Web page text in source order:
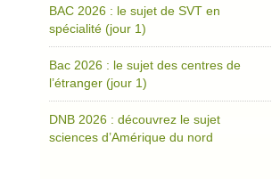
BAC 2026 : le sujet de SVT en
spécialité (jour 1)
Bac 2026 : le sujet des centres de
l’étranger (jour 1)
DNB 2026 : découvrez le sujet
sciences d’Amérique du nord